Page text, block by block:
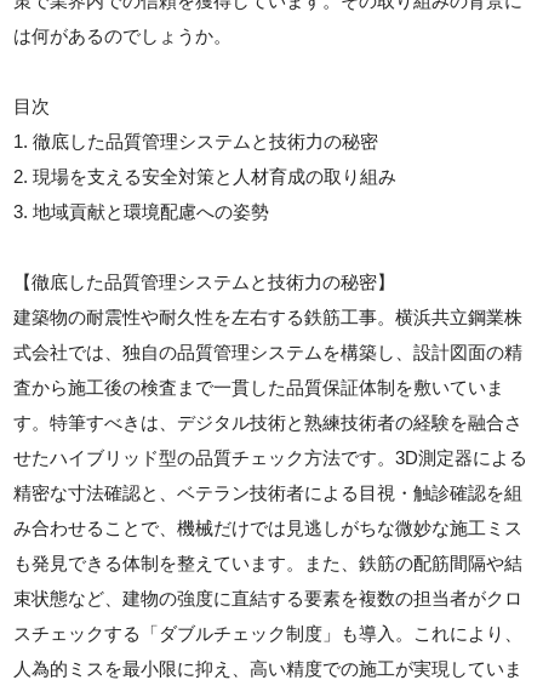
は何があるのでしょうか。
目次
1. 徹底した品質管理システムと技術力の秘密
2. 現場を支える安全対策と人材育成の取り組み
3. 地域貢献と環境配慮への姿勢
【徹底した品質管理システムと技術力の秘密】
建築物の耐震性や耐久性を左右する鉄筋工事。横浜共立鋼業株
式会社では、独自の品質管理システムを構築し、設計図面の精
査から施工後の検査まで一貫した品質保証体制を敷いていま
す。特筆すべきは、デジタル技術と熟練技術者の経験を融合さ
せたハイブリッド型の品質チェック方法です。3D測定器による
精密な寸法確認と、ベテラン技術者による目視・触診確認を組
み合わせることで、機械だけでは見逃しがちな微妙な施工ミス
も発見できる体制を整えています。また、鉄筋の配筋間隔や結
束状態など、建物の強度に直結する要素を複数の担当者がクロ
スチェックする「ダブルチェック制度」も導入。これにより、
人為的ミスを最小限に抑え、高い精度での施工が実現していま